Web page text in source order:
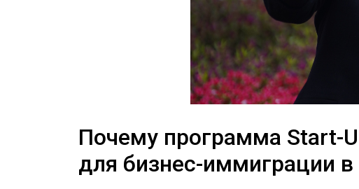
Почему программа Start-
для бизнес-иммиграции в